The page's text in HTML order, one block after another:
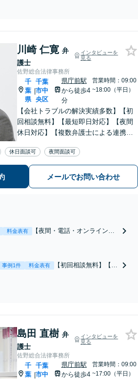
川崎 仁寛 弁
護士
インタビューを
見る
佐野総合法律事務所
千
葉
県
|
千葉
市中
央区
県庁前駅
から徒歩4
分
営業時間：09:00
~18:00（平日）
【会社トラブルの解決実績多数】【初
回相談無料】【最短即日対応】【夜間
休日対応】【複数弁護士による連携】
ら企業顧問まで幅広く対応。中小企業
や個人事業主の皆様が安心して相談で
きる身近なリーガルパートナーを目指
しています。
休日面談可 夜間面談可
メールでお問い合わせ
料金表有
【夜間・電話・オンライン相
中小企業～上場会社まで多数
の対応実績あり【相談数年間1
事例1件 料金表有
【初回相談無料】【オ
や不動産会社の顧問弁
ブルの解決実績多数。
業界の実態に即した専
門的知見を活かし、き
め細やかにサポートい
たします。
島田 直樹 弁
護士
インタビューを
見る
佐野総合法律事務所
千
葉 |
千葉
市中
県庁前駅
から徒歩4
営業時間：09:00
~17:00（平日）